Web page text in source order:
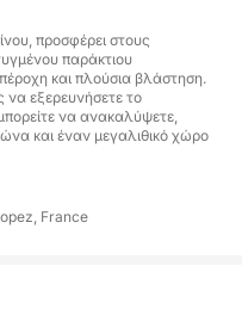
τα πιο
με σκάφος
με σκάφος στο
προσφέρει στους
παράκτιου
και πλούσια βλάστηση.
να εξερευνήσετε το
να ανακαλύψετε,
και έναν μεγαλιθικό χώρο
France